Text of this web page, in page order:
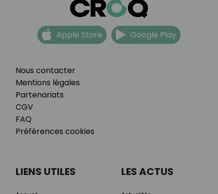
Nous contacter
Mentions légales
Partenariats
CGV
FAQ
Préférences cookies
Apple Store Google Play
LIENS UTILES LES ACTUS